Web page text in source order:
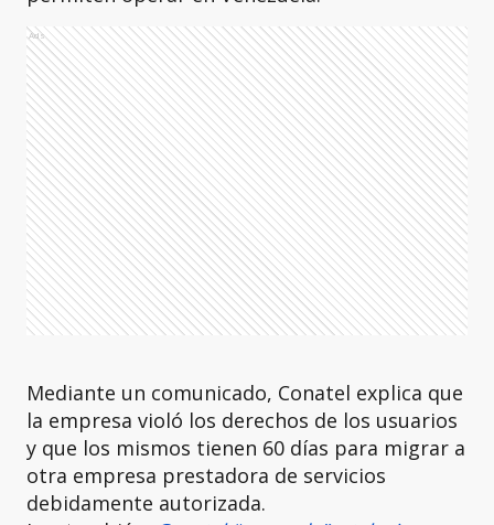
Ads
Mediante un comunicado, Conatel explica que
la empresa violó los derechos de los usuarios
y que los mismos tienen 60 días para migrar a
otra empresa prestadora de servicios
debidamente autorizada.